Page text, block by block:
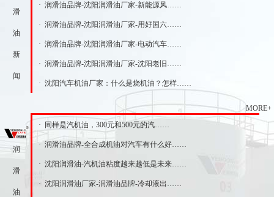
滑
油
新
闻
· 润滑油品牌-沈阳润滑油厂家-新能源风……
· 润滑油品牌-沈阳润滑油厂家-用好国六……
· 润滑油品牌-沈阳润滑油厂家-电动汽车……
· 润滑油品牌-沈阳润滑油厂家-沈阳老旧……
· 沈阳汽车机油厂家：什么是烧机油？怎样……
MORE+
润
滑
油
· 同样是汽机油，300元和500元的汽……
· 润滑油品牌-全合成机油对汽车有什么好……
· 沈阳润滑油-汽机油粘度越来越低是未来……
· 沈阳润滑油厂家-润滑油品牌-冷却液出……